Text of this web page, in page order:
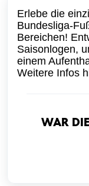
Erlebe die
Bundesliga-
Bereichen!
Saisonlogen,
einem
Weitere Infos
War